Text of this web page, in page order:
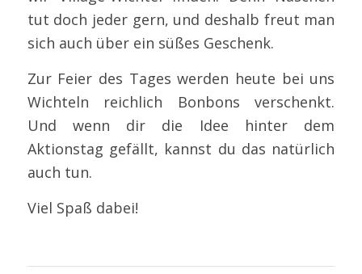
tut doch jeder gern, und deshalb freut man
sich auch über ein süßes Geschenk.
Zur Feier des Tages werden heute bei uns
Wichteln reichlich Bonbons verschenkt.
Und wenn dir die Idee hinter dem
Aktionstag gefällt, kannst du das natürlich
auch tun.
Viel Spaß dabei!